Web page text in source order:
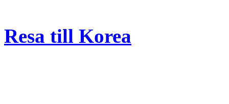
Resa till Korea